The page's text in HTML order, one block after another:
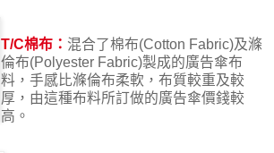
T/C棉布： 混合了棉布(Cotton Fabric)及滌
倫布(Polyester Fabric)製成的廣告傘布
料，手感比滌倫布柔軟，布質較重及較
厚，由這種布料所訂做的廣告傘價錢較
高。